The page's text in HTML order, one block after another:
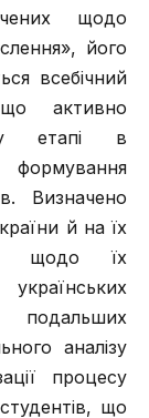
щодо
його
всебічний
що активно
етапі в
Визначено
й на їх
щодо їх
подальших
аналізу
процесу
що